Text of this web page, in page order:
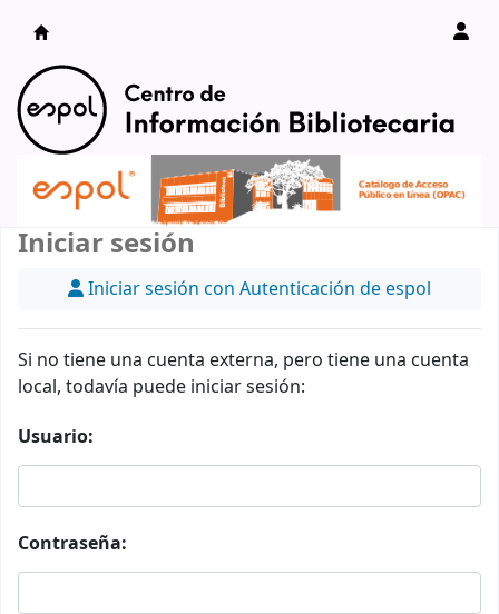
Catálogo en línea
Iniciar sesión
Iniciar sesión con Autenticación de espol
Si no tiene una cuenta externa, pero tiene una cuenta
local, todavía puede iniciar sesión:
Usuario:
Contraseña: